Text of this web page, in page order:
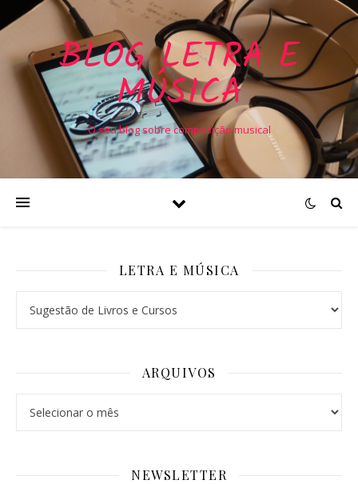
BLOG LETRA E
MÚSICA
O seu blog sobre composição musical
LETRA E MÚSICA
ARQUIVOS
NEWSLETTER